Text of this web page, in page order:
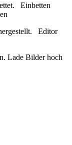
Einbetten
Editor
Lade Bilder hoch